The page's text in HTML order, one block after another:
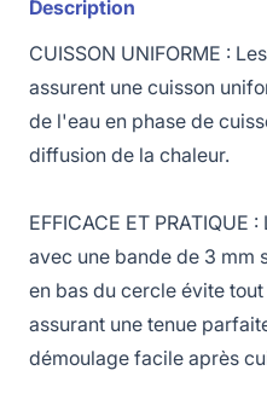
Description
CUISSON UNIFORME :
assurent une cuisson
de l'eau en phase de
diffusion de la chaleur.
EFFICACE ET
avec une bande de 3 mm
en bas du cercle évite
assurant une tenue
démoulage facile après